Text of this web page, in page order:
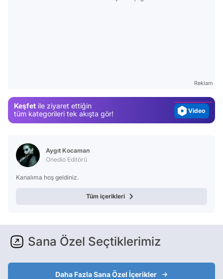
Reklam
Keşfet ile ziyaret ettiğin
tüm kategorileri tek akışta gör!
Video
Aygıt Kocaman
Onedio Editörü
Kanalıma hoş geldiniz.
Tüm içerikleri
Sana Özel Seçtiklerimiz
Daha Fazla Sana Özel İçerikler